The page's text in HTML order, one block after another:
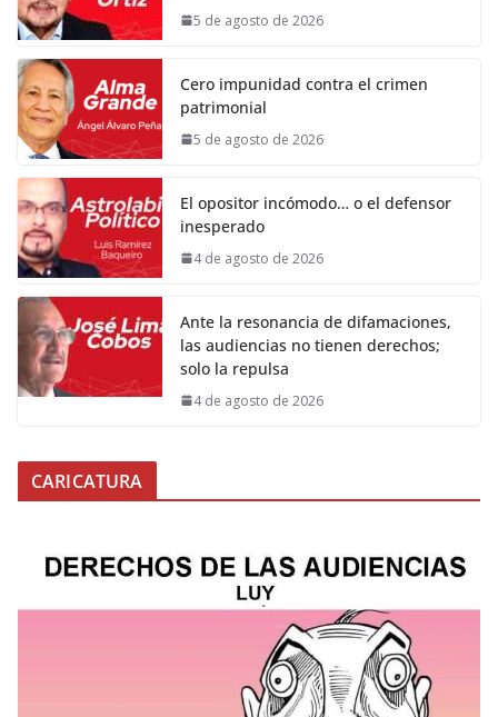
5 de agosto de 2026
Cero impunidad contra el crimen
patrimonial
5 de agosto de 2026
El opositor incómodo… o el defensor
inesperado
4 de agosto de 2026
Ante la resonancia de difamaciones,
las audiencias no tienen derechos;
solo la repulsa
4 de agosto de 2026
CARICATURA